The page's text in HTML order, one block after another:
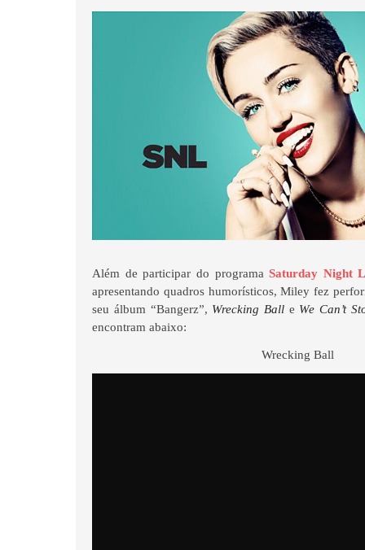
Além de participar do programaSaturday Night
apresentando quadros humorísticos, Miley fez
seu álbum “Bangerz”, Wrecking Ball e We Can’t
encontram abaixo:
Wrecking Ball